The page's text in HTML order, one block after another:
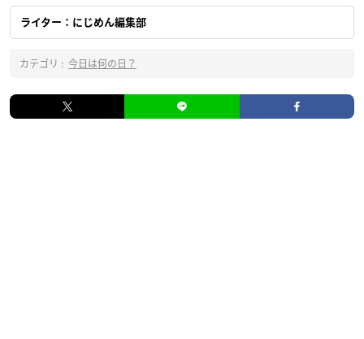
ライター：にじめん編集部
カテゴリ : 今日は何の日？